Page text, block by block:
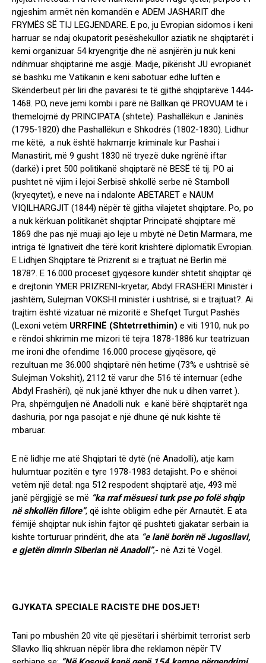
ngjeshim armët nën komandën e ADEM JASHARIT dhe
FRYMËS SË TIJ LEGJENDARE. E po, ju Evropian sidomos i keni
harruar se ndaj okupatorit pesëshekullor aziatik ne shqiptarët i
kemi organizuar 54 kryengritje dhe në asnjërën ju nuk keni
ndihmuar shqiptarinë me asgjë. Madje, pikërisht JU evropianët
së bashku me Vatikanin e keni sabotuar edhe luftën e
Skënderbeut për liri dhe pavarësi te të gjithë shqiptarëve 1444-
1468. PO, neve jemi kombi i parë në Ballkan që PROVUAM të i
themelojmë dy PRINCIPATA (shtete): Pashallëkun e Janinës
(1795-1820) dhe Pashallëkun e Shkodrës (1802-1830). Lidhur
me këtë, a nuk është hakmarrje kriminale kur Pashai i
Manastirit, më 9 gusht 1830 në tryezë duke ngrënë iftar
(darkë) i pret 500 politikanë shqiptarë në BESË të tij. PO ai
pushtet në vijim i lejoi Serbisë shkollë serbe në Stamboll
(kryeqytet), e neve na i ndalonte ABETARET e NAUM
VIQILHARGJIT (1844) nëpër të gjitha vilajetet shqiptare. Po, po
a nuk kërkuan politikanët shqiptar Principatë shqiptare më
1869 dhe pas një muaji ajo leje u mbytë në Detin Marmara, me
intriga të Ignativeit dhe tërë korit krishterë diplomatik Evropian.
E Lidhjen Shqiptare të Prizrenit si e trajtuat në Berlin më
1878?. E 16.000 proceset gjyqësore kundër shtetit shqiptar që
e drejtonin YMER PRIZRENI-kryetar, Abdyl FRASHËRI Ministër i
jashtëm, Sulejman VOKSHI ministër i ushtrisë, si e trajtuat?. Ai
trajtim është vizatuar në mizoritë e Shefqet Turgut Pashës
(Lexoni vetëm URRFINË (Shtetrrethimin) e viti 1910, nuk po
e rëndoi shkrimin me mizori të tejra 1878-1886 kur teatrizuan
me ironi dhe ofendime 16.000 procese gjyqësore, që
rezultuan me 36.000 shqiptarë nën hetime (73% e ushtrisë së
Sulejman Vokshit), 2112 të varur dhe 516 të internuar (edhe
Abdyl Frashëri), që nuk janë kthyer dhe nuk u dihen varret ).
Pra, shpërnguljen në Anadolli nuk e kanë bërë shqiptarët nga
dashuria, por nga pasojat e një dhune që nuk kishte të
mbaruar.
E në lidhje me atë Shqiptari të dytë (në Anadolli), atje kam
hulumtuar pozitën e tyre 1978-1983 detajisht. Po e shënoi
vetëm një detal: nga 512 respodent shqiptarë atje, 493 më
janë përgjigjë se më “ka rraf mësuesi turk pse po folë shqip
në shkollën fillore”, që ishte obligim edhe për Arnautët. E ata
fëmijë shqiptar nuk ishin fajtor që pushteti gjakatar serbain ia
kishte torturuar prindërit, dhe ata “e lanë borën në Jugosllavi,
e gjetën dimrin Siberian në Anadoll”,- në Azi të Vogël.
GJYKATA SPECIALE RACISTE DHE DOSJET!
Tani po mbushën 20 vite që pjesëtari i shërbimit terrorist serb
Sllavko Iliq shkruan nëpër libra dhe reklamon nëpër TV